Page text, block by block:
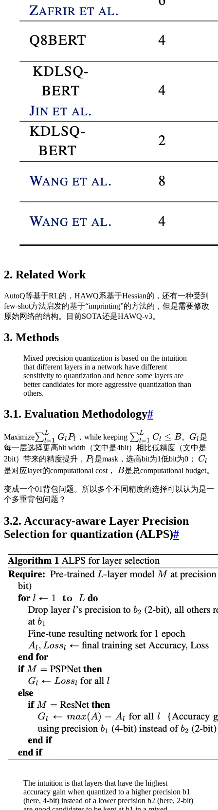
2. Related Work
AutoQ等基于RL的，HAWQ系基于Hessian的，还有一种受到
few-shot方法启发的基于“imprinting”的方法的，但是需要修改
原始网络的结构。目前SOTA还是HAWQ-v3。
3. Methods
Mixed precision quantization is based on the intuition
that different layers in a network have different
sensitivity to quantization and hence some layers are
better candidates for more aggressive quantization than
others.
3.1. Evaluation Methodology#
Maximize∑l=1
L GlPl ，while keeping ∑l=1
L Cl ≤ B。 Gl 是
每一层选择更高bit width（文中是4bit）相比低精度（文中是
2bit）带来的精度提升， Pl 是mask，选高bit为1低bit为0； Cl
是对应layer的computational cost， B是总computational budget。
变成一个01背包问题。所以多个不同精度的选择可以认为是一
个多重背包问题？
3.2. Accuracy-aware Layer Precision
Selection for quantization (ALPS)#
The intuition is that layers that have the highest
accuracy gain when quantized to a higher precision b1
(here, 4-bit) instead of a lower precision b2 (here, 2-bit)